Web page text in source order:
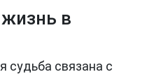
в
судьба связана с